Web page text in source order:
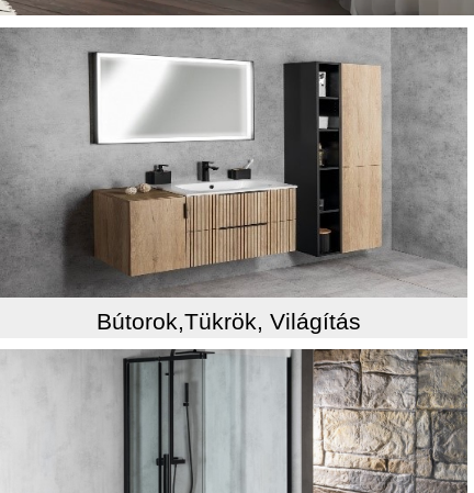
Bútorok,Tükrök, Világítás